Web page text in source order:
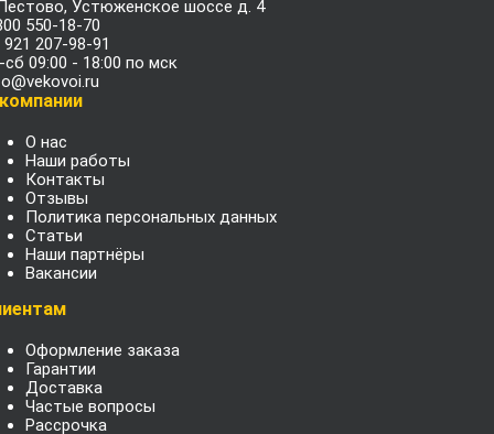
Устюженское шоссе д. 4
550-18-70
921 207-98-91
сб 09:00 - 18:00 по мск
О нас
Наши работы
Контакты
Отзывы
Политика персональных данных
Статьи
Наши партнёры
Вакансии
Оформление заказа
Гарантии
Доставка
Частые вопросы
Рассрочка